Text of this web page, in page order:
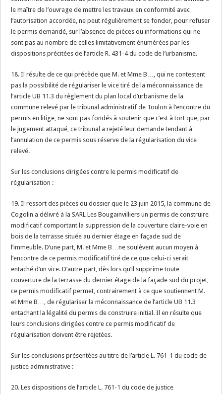
le maître de l’ouvrage de mettre les travaux en conformité avec
l’autorisation accordée, ne peut régulièrement se fonder, pour refuser
le permis demandé, sur l’absence de pièces ou informations qui ne
sont pas au nombre de celles limitativement énumérées par les
dispositions précitées de l’article R. 431-4 du code de l’urbanisme.
18. Il résulte de ce qui précède que M. et Mme B…, qui ne contestent
pas la possibilité de régulariser le vice tiré de la méconnaissance de
l’article UB 11.3 du règlement du plan local d’urbanisme de la
commune relevé par le tribunal administratif de Toulon à l’encontre du
permis en litige, ne sont pas fondés à soutenir que c’est à tort que, par
le jugement attaqué, ce tribunal a rejeté leur demande tendant à
l’annulation de ce permis sous réserve de la régularisation du vice
relevé.
Sur les conclusions dirigées contre le permis modificatif de
régularisation :
19. Il ressort des pièces du dossier que le 23 juin 2015, la commune de
Cogolin a délivré à la SARL Les Bougainvilliers un permis de construire
modificatif comportant la suppression de la couverture claire-voie en
bois de la terrasse située au dernier étage en façade sud de
l’immeuble. D’une part, M. et Mme B…ne soulèvent aucun moyen à
l’encontre de ce permis modificatif tiré de ce que celui-ci serait
entaché d’un vice. D’autre part, dès lors qu’il supprime toute
couverture de la terrasse du dernier étage de la façade sud du projet,
ce permis modificatif permet, contrairement à ce que soutiennent M.
et Mme B…, de régulariser la méconnaissance de l’article UB 11.3
entachant la légalité du permis de construire initial. Il en résulte que
leurs conclusions dirigées contre ce permis modificatif de
régularisation doivent être rejetées.
Sur les conclusions présentées au titre de l’article L. 761-1 du code de
justice administrative :
20. Les dispositions de l’article L. 761-1 du code de justice